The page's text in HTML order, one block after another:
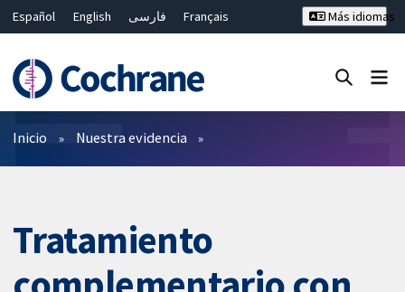
Español English فارسی
Français
Bahasa Malaysia
ไทย 繁體中文
Más idiomas
Filtros
Inicio Nuestra evidencia
Tratamiento